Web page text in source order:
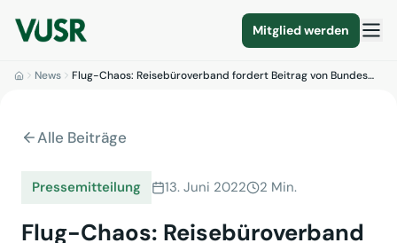
Mitglied werden
News Flug-Chaos: Reisebüroverband fordert Beitrag von Bundes…
Alle Beiträge
Pressemitteilung 13. Juni 2022 2 Min.
Flug-Chaos: Reisebüroverband